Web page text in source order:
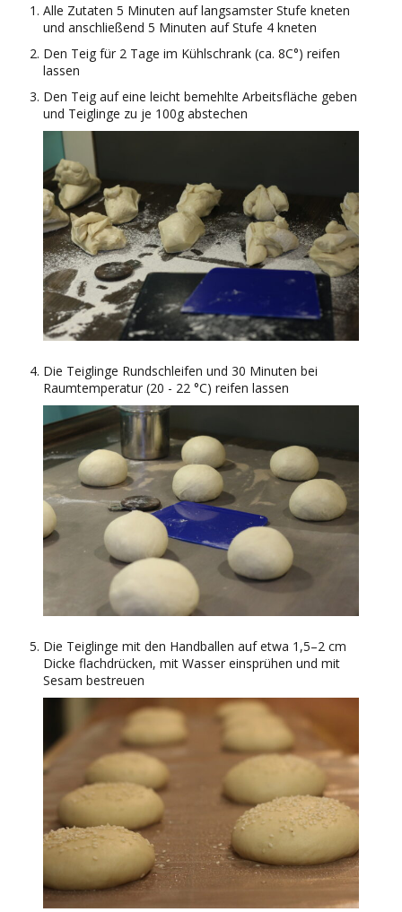
Alle Zutaten 5 Minuten auf langsamster Stufe kneten
und anschließend 5 Minuten auf Stufe 4 kneten
Den Teig für 2 Tage im Kühlschrank (ca. 8C°) reifen
lassen
Den Teig auf eine leicht bemehlte Arbeitsfläche geben
und Teiglinge zu je 100g abstechen
Die Teiglinge Rundschleifen und 30 Minuten bei
Raumtemperatur (20 - 22 °C) reifen lassen
Die Teiglinge mit den Handballen auf etwa 1,5–2 cm
Dicke flachdrücken, mit Wasser einsprühen und mit
Sesam bestreuen